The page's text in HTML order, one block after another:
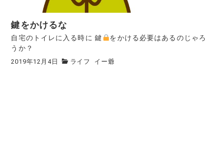
鍵をかけるな
自宅のトイレに入る時に 鍵
をかける必要はあるのじゃろ
うか？
2019年12月4日 ライフ イー爺